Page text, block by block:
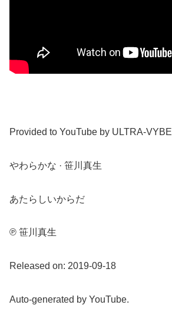
Provided to YouTube by ULTRA-VYBE
やわらかな · 笹川真生
あたらしいからだ
℗ 笹川真生
Released on: 2019-09-18
Auto-generated by YouTube.